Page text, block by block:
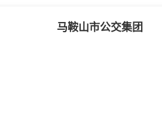
马鞍山市公交集团